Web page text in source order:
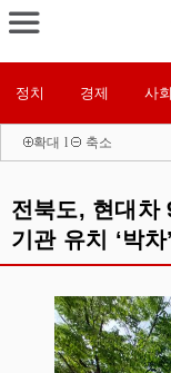
정치 경제 사회
확대 l 축소
전북도, 현대차
기관 유치 ‘박차’